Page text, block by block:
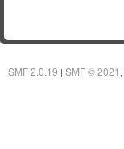
SMF 2.0.19 | SMF © 2021